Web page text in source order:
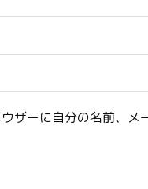
ザーに自分の名前、メ